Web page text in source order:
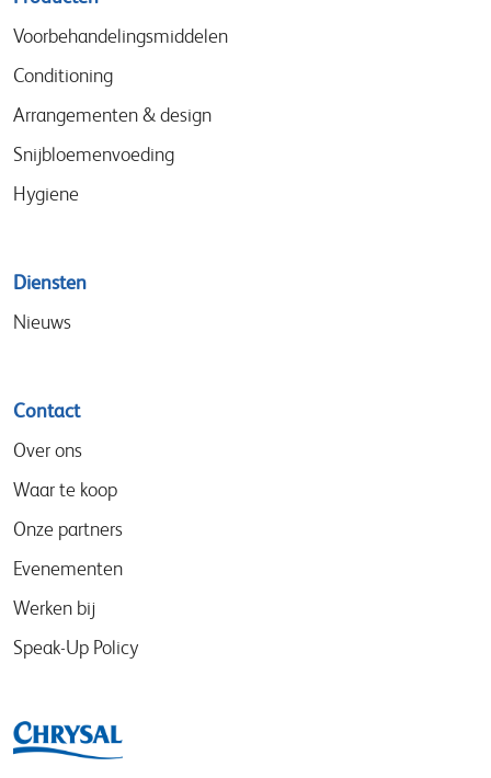
menu
Voorbehandelingsmiddelen
Conditioning
Arrangementen & design
Snijbloemenvoeding
Hygiene
Diensten
Nieuws
Contact
Over ons
Waar te koop
Onze partners
Evenementen
Werken bij
Speak-Up Policy